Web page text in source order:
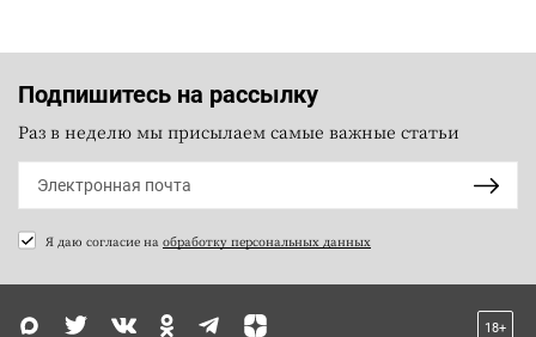
Подпишитесь на рассылку
Раз в неделю мы присылаем самые важные статьи
Я даю согласие на обработку персональных данных
18+